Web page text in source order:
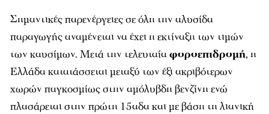
Σημαντικές παρενέργειες σε όλη την αλυσίδα
παραγωγής αναμένεται να έχει η εκτίναξη των τιμών
των καυσίμων. Μετά την τελευταίαφοροεπιδρομή, η
Ελλάδα κατατάσσεται μεταξύ των έξι ακριβότερων
χωρών παγκοσμίως στην αμόλυβδη βενζίνη ενώ
πλασάρεται στην πρώτη 15αδα και με βάση τη λιανική